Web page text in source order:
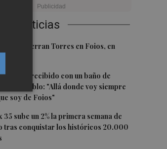
Noticias
a Ferran Torres en Foios, en
Torres, recibido con un baño de
en su pueblo: "Allá donde voy siempre
soy de Foios"
35 sube un 2% la primera semana de
tras conquistar los históricos 20.000